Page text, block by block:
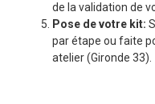
de la validation de
Pose de votre kit:
par étape ou faite
atelier (Gironde 33).